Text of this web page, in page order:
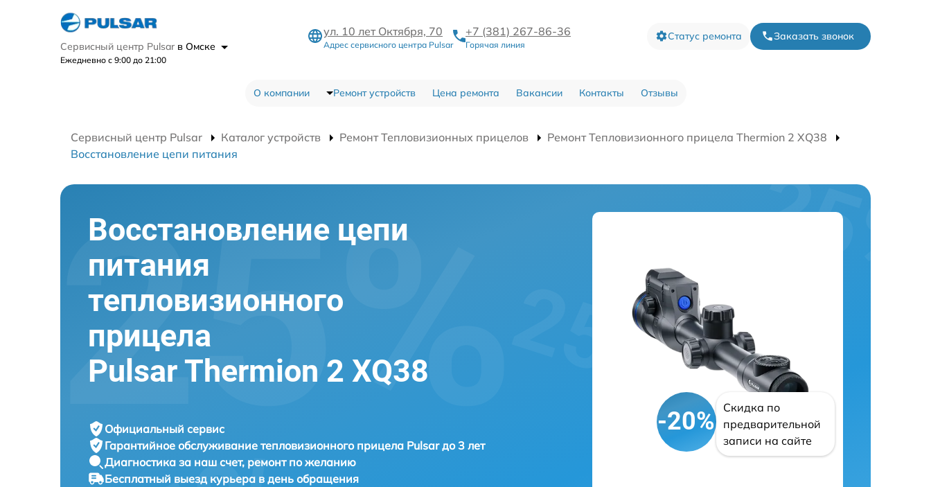
Сервисный центр Pulsar в Омске
Ежедневно с 9:00 до 21:00
ул. 10 лет Октября, 70
Адрес сервисного центра Pulsar
+7 (381) 267-86-36
Горячая линия
Статус ремонта Заказать звонок
О компании Ремонт устройств Цена ремонта Вакансии Контакты Отзывы
Сервисный центр Pulsar Каталог устройств Ремонт Тепловизионных прицелов
Ремонт Тепловизионного прицела Thermion 2 XQ38
Восстановление цепи питания
Восстановление цепи
питания
тепловизионного
прицела
Pulsar Thermion 2 XQ38
Официальный сервис
Гарантийное обслуживание тепловизионного прицела Pulsar до 3 лет
Диагностика за наш счет, ремонт по желанию
Бесплатный выезд курьера в день обращения
-20%
Скидка по
предварительной
записи на сайте